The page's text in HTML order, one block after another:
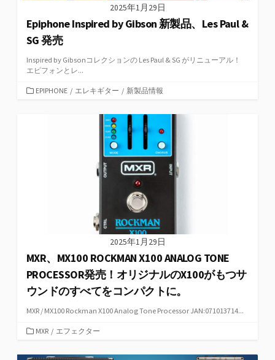
2025年1月29日
Epiphone Inspired by Gibson 新製品、Les Paul &
SG 発売
Inspired by Gibsonコレクションの Les Paul & SG がリニューアル！
エピフォンとレ...
カEPIPHONE / エレキギター / 新製品情報
2025年1月29日
MXR、MX100 ROCKMAN X100 ANALOG TONE
PROCESSOR発売！オリジナルのX100がもつサ
ウンドのすべてをコンパクトに。
MXR / MX100 Rockman X100 Analog Tone Processor JAN:071013714...
カ
ゴ
MXR / エフェクター